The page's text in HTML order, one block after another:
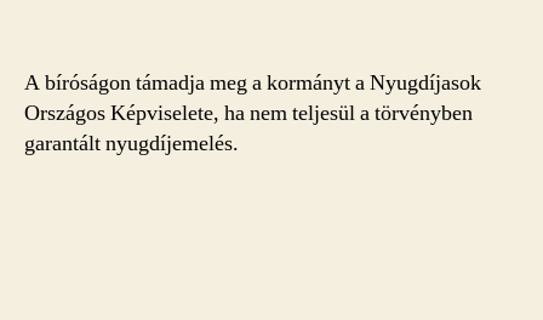
A bíróságon támadja meg a kormányt a Nyugdíjasok
Országos Képviselete, ha nem teljesül a törvényben
garantált nyugdíjemelés.